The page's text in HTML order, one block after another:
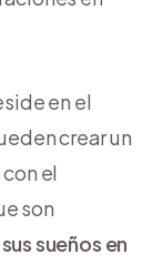
en el
crear un
el
son
sueños en